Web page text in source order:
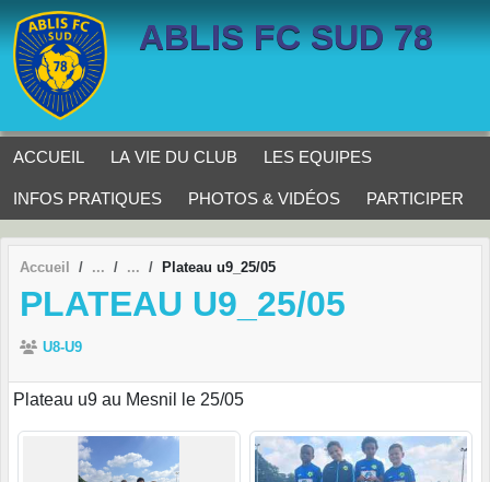
ABLIS FC SUD 78
ACCUEIL LA VIE DU CLUB LES EQUIPES
INFOS PRATIQUES PHOTOS & VIDÉOS PARTICIPER
Accueil Plateau u9_25/05
PLATEAU U9_25/05
U8-U9
Plateau u9 au Mesnil le 25/05
Panneau de gestion des cookies